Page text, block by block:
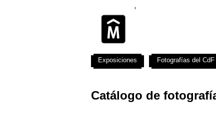
Catálogo de
Exposiciones Fotografías del CdF